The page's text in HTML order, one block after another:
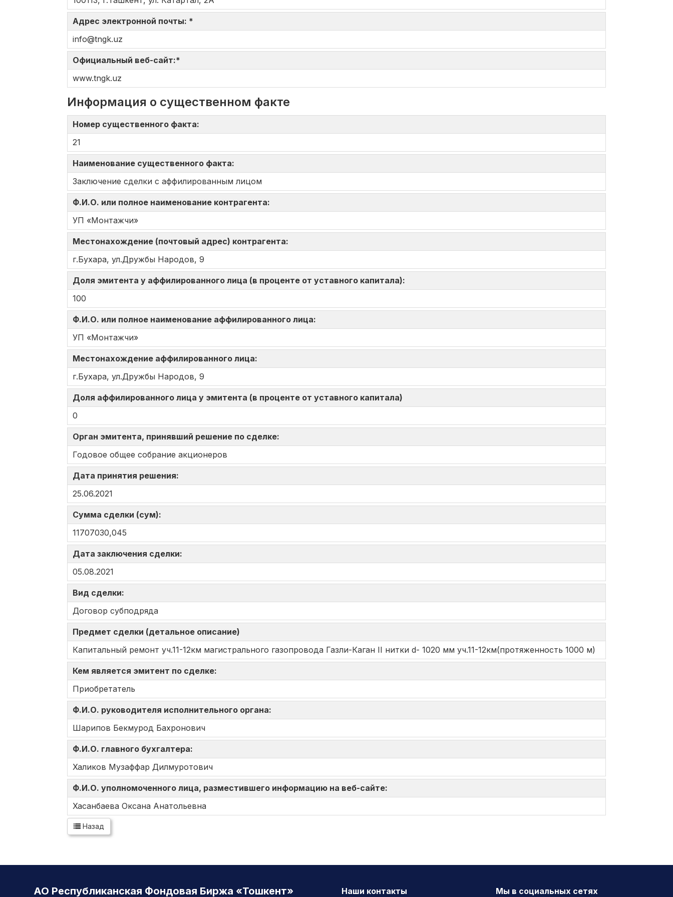
Адрес электронной почты: *
info@tngk.uz
Официальный веб-сайт:*
www.tngk.uz
Информация о существенном факте
Номер существенного факта:
21
Наименование существенного факта:
Заключение сделки с аффилированным лицом
Ф.И.О. или полное наименование контрагента:
УП «Монтажчи»
Местонахождение (почтовый адрес) контрагента:
г.Бухара, ул.Дружбы Народов, 9
Доля эмитента у аффилированного лица (в проценте от уставного капитала):
100
Ф.И.О. или полное наименование аффилированного лица:
УП «Монтажчи»
Местонахождение аффилированного лица:
г.Бухара, ул.Дружбы Народов, 9
Доля аффилированного лица у эмитента (в проценте от уставного капитала)
0
Орган эмитента, принявший решение по сделке:
Годовое общее собрание акционеров
Дата принятия решения:
25.06.2021
Сумма сделки (сум):
11707030,045
Дата заключения сделки:
05.08.2021
Вид сделки:
Договор субподряда
Предмет сделки (детальное описание)
Капитальный ремонт уч.11-12км магистрального газопровода Газли-Каган II нитки d- 1020 мм уч.11-12км(протяженность 1000 м)
Кем является эмитент по сделке:
Приобретатель
Ф.И.О. руководителя исполнительного органа:
Шарипов Бекмурод Бахронович
Ф.И.О. главного бухгалтера:
Халиков Музаффар Дилмуротович
Ф.И.О. уполномоченного лица, разместившего информацию на веб-сайте:
Хасанбаева Оксана Анатольевна
Назад
АО Республиканская Фондовая Биржа «Тошкент» Наши контакты Мы в социальных сетях